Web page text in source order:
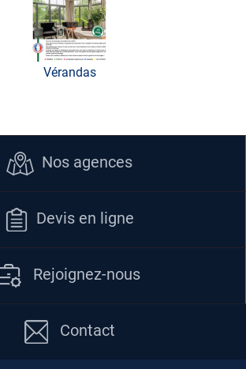
Vérandas
Nos agences
Devis en ligne
Rejoignez-nous
Contact